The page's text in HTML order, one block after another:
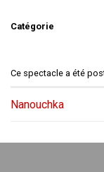
Catégorie
Ce spectacle a été
Nanouchka